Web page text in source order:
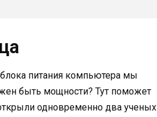
блока питания компьютера мы
быть мощности? Тут поможет
одновременно два ученых